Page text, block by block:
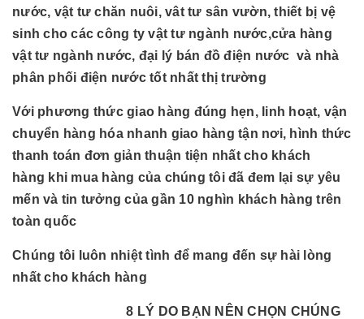
nước, vật tư chăn nuôi, vât tư sân vườn, thiết bị vệ
sinh cho các công ty vật tư ngành nước,cửa hàng
vật tư ngành nước, đại lý bán đồ điện nước và nhà
phân phối điện nước tốt nhất thị trường
Với phương thức giao hàng đúng hẹn, linh hoạt, vận
chuyển hàng hóa nhanh giao hàng tận nơi, hình thức
thanh toán đơn giản thuận tiện nhất cho khách
hàng khi mua hàng của chúng tôi đã đem lại sự yêu
mến và tin tưởng của gần 10 nghìn khách hàng trên
toàn quốc
Chúng tôi luôn nhiệt tình để mang đến sự hài lòng
nhất cho khách hàng
8 LÝ DO BẠN NÊN CHỌN CHÚNG